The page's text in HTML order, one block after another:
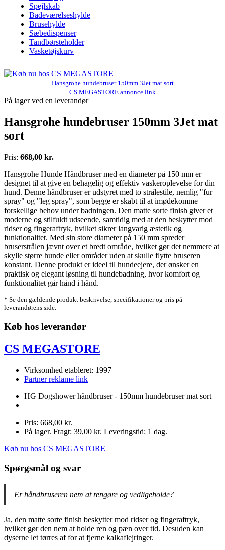
Spejlskab
Badeværelseshylde
Brusehylde
Sæbedispenser
Tandbørsteholder
Vasketøjskurv
Hansgrohe hundebruser 150mm 3Jet mat sort
CS MEGASTORE annonce link
På lager ved en leverandør
Hansgrohe hundebruser 150mm 3Jet mat
sort
Pris: 668,00 kr.
Hansgrohe Hunde Håndbruser med en diameter på 150 mm er
designet til at give en behagelig og effektiv vaskeroplevelse for din
hund. Denne håndbruser er udstyret med to strålestile, nemlig "fur
spray" og "leg spray", som begge er skabt til at imødekomme
forskellige behov under badningen. Den matte sorte finish giver et
moderne og stilfuldt udseende, samtidig med at den beskytter mod
ridser og fingeraftryk, hvilket sikrer langvarig æstetik og
funktionalitet. Med sin store diameter på 150 mm spreder
bruserstrålen jævnt over et bredt område, hvilket gør det nemmere at
skylle større hunde eller områder uden at skulle flytte bruseren
konstant. Denne produkt er ideel til hundeejere, der ønsker en
praktisk og elegant løsning til hundebadning, hvor komfort og
funktionalitet går hånd i hånd.
* Se den gældende produkt beskrivelse, specifikationer og pris på
leverandørens side.
Køb hos leverandør
CS MEGASTORE
Virksomhed etableret: 1997
Partner reklame link
HG Dogshower håndbruser - 150mm hundebruser mat sort
Pris: 668,00 kr.
På lager. Fragt: 39,00 kr. Leveringstid: 1 dag.
Køb nu hos CS MEGASTORE
Spørgsmål og svar
Er håndbruseren nem at rengøre og vedligeholde?
Ja, den matte sorte finish beskytter mod ridser og fingeraftryk,
hvilket gør den nem at holde ren og pæn over tid. Desuden kan
dyserne let tørres af for at fjerne kalkaflejringer.